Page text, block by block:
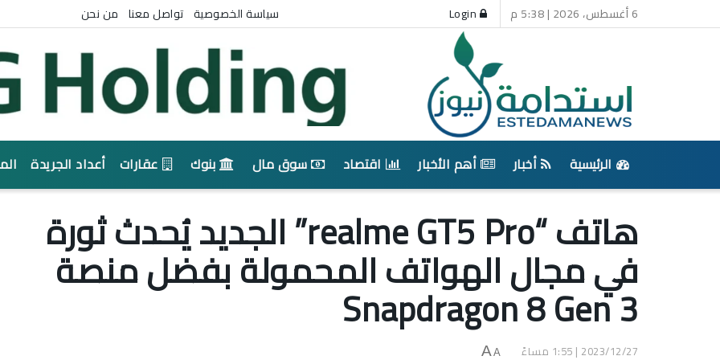
6 أغسطس، 2026 | 5:38 م سياسة الخصوصية تواصل معنا من نحن
الرئيسية أخبار أهم الأخبار اقتصاد سوق مال بنوك عقارات أعداد الجريدة
هاتف “realme GT5 Pro” الجديد يُحدث ثورة
في مجال الهواتف المحمولة بفضل منصة
Snapdragon 8 Gen 3
2023/12/27 | 1:55 مساءً A
A